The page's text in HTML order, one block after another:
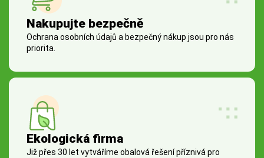
Nakupujte bezpečně
Ochrana osobních údajů a bezpečný nákup jsou pro nás
priorita.
Ekologická firma
Již přes 30 let vytváříme obalová řešení příznivá pro